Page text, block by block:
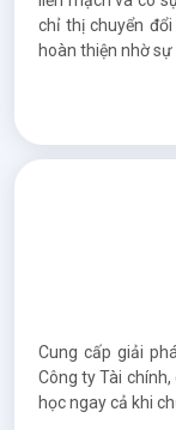
chỉ thị chuyển
hoàn thiện nhờ
Cung cấp giải
Công ty Tài
học ngay cả khi